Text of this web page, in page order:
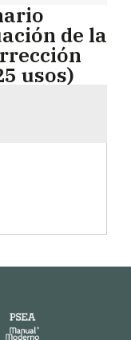
de la
usos)